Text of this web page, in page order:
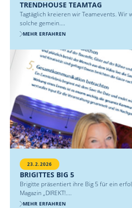
TRENDHOUSE TEAMTAG
Tagtäglich kreieren wir Teamevents. Wir
solche gemein....
MEHR ERFAHREN
23.2.2026
BRIGITTES BIG 5
Brigitte präsentiert ihre Big 5 für ein
Magazin „DIREKT!....
MEHR ERFAHREN